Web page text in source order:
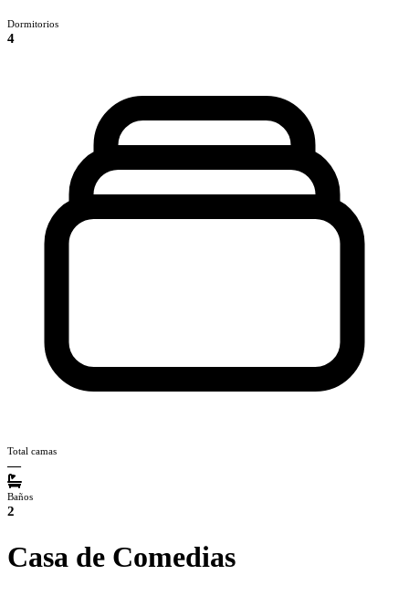
Dormitorios
4
Total camas
—
Baños
2
Casa de Comedias